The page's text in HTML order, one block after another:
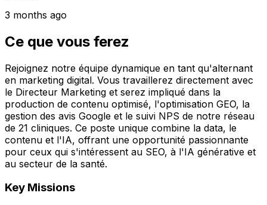
3 months ago
Ce que vous ferez
Rejoignez notre équipe dynamique en tant qu'alternant
en marketing digital. Vous travaillerez directement avec
le Directeur Marketing et serez impliqué dans la
production de contenu optimisé, l'optimisation GEO, la
gestion des avis Google et le suivi NPS de notre réseau
de 21 cliniques. Ce poste unique combine la data, le
contenu et l'IA, offrant une opportunité passionnante
pour ceux qui s'intéressent au SEO, à l'IA générative et
au secteur de la santé.
Key Missions